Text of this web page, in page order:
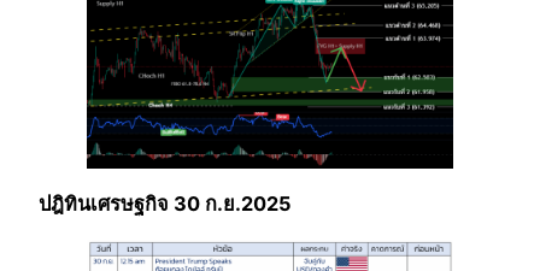
ปฎิทินเศรษฐกิจ 30 ก.ย.2025